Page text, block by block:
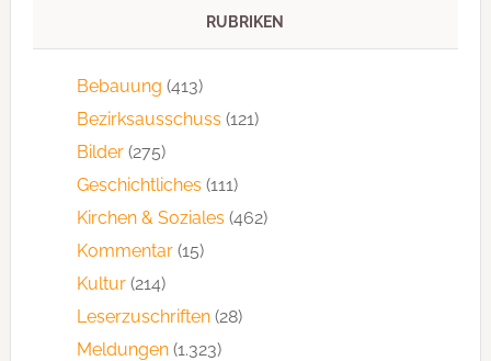
RUBRIKEN
Bebauung (413)
Bezirksausschuss (121)
Bilder(275)
Geschichtliches (111)
Kirchen & Soziales (462)
Kommentar(15)
Kultur(214)
Leserzuschriften(28)
Meldungen(1.323)